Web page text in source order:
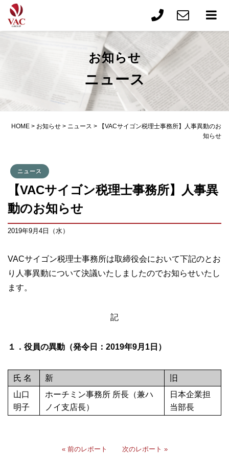
お知らせ
ニュース
HOME > お知らせ > ニュース >
【VACサイゴン税理士事務所】人事異動のお
知らせ
ニュース
【VACサイゴン税理士事務所】人事異
動のお知らせ
2019年9月4日（水）
VACサイゴン税理士事務所は取締役会において下記のとお
り人事異動について決議いたしましたのでお知らせいたし
ます。
記
１．役員の異動（発令日：2019年9月1日）
氏 名 新
旧
山口
明子
ホーチミン事務所 所長（兼ハ
ノイ支店長）
日本企業担
当部長
« 前のレポート 次のレポート »